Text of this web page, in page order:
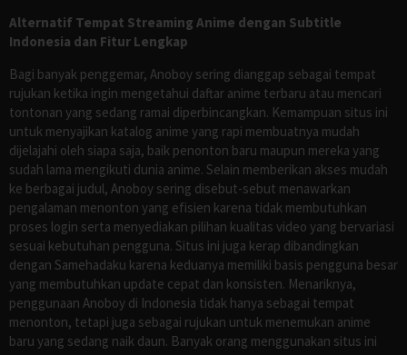
Alternatif Tempat Streaming Anime dengan Subtitle
Indonesia dan Fitur Lengkap
Bagi banyak penggemar, Anoboy sering dianggap sebagai tempat
rujukan ketika ingin mengetahui daftar anime terbaru atau mencari
tontonan yang sedang ramai diperbincangkan. Kemampuan situs ini
untuk menyajikan katalog anime yang rapi membuatnya mudah
dijelajahi oleh siapa saja, baik penonton baru maupun mereka yang
sudah lama mengikuti dunia anime. Selain memberikan akses mudah
ke berbagai judul, Anoboy sering disebut-sebut menawarkan
pengalaman menonton yang efisien karena tidak membutuhkan
proses login serta menyediakan pilihan kualitas video yang bervariasi
sesuai kebutuhan pengguna. Situs ini juga kerap dibandingkan
dengan Samehadaku karena keduanya memiliki basis pengguna besar
yang membutuhkan update cepat dan konsisten. Menariknya,
penggunaan Anoboy di Indonesia tidak hanya sebagai tempat
menonton, tetapi juga sebagai rujukan untuk menemukan anime
baru yang sedang naik daun. Banyak orang menggunakan situs ini